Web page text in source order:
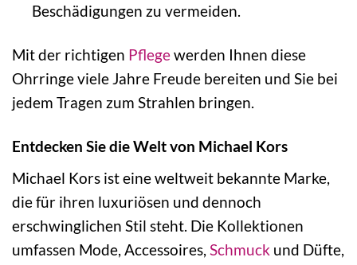
Beschädigungen zu vermeiden.
Mit der richtigen Pflegewerden Ihnen diese
Ohrringe viele Jahre Freude bereiten und Sie bei
jedem Tragen zum Strahlen bringen.
Entdecken Sie die Welt von Michael Kors
Michael Kors ist eine weltweit bekannte Marke,
die für ihren luxuriösen und dennoch
erschwinglichen Stil steht. Die Kollektionen
umfassen Mode, Accessoires, Schmuck und Düfte,